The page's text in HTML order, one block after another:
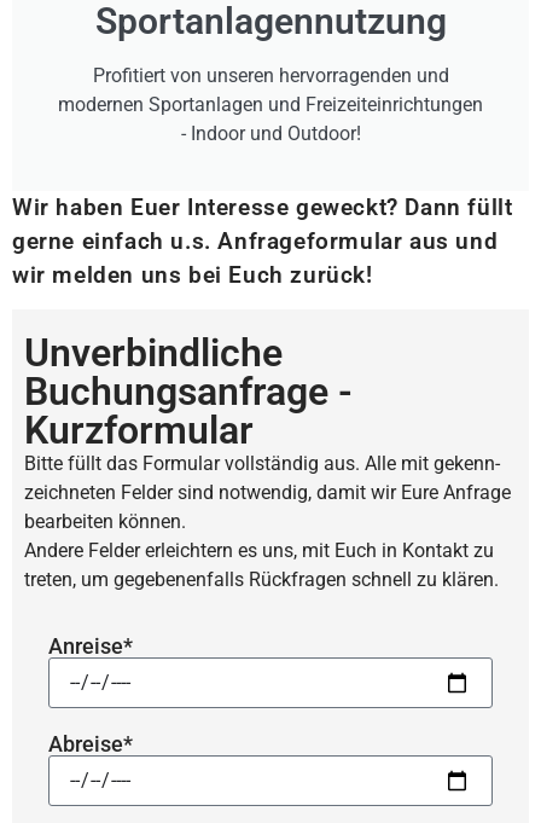
Sportanlagennutzung
Profitiert von unseren hervorragenden und
modernen Sportanlagen und Freizeiteinrichtungen
- Indoor und Outdoor!
Wir haben Euer Interesse geweckt? Dann füllt
gerne einfach u.s. Anfrageformular aus und
wir melden uns bei Euch zurück!
Unverbindliche
Buchungsanfrage -
Kurzformular
Bitte füllt das Formular voll­ständig aus. Alle mit gekenn­
zeich­neten Felder sind notwendig, damit wir Eure Anfrage
bear­beiten können.
Andere Felder erleich­tern es uns, mit Euch in Kontakt zu
treten, um gege­be­nen­falls Rück­fragen schnell zu klären.
Anreise*
Abreise*